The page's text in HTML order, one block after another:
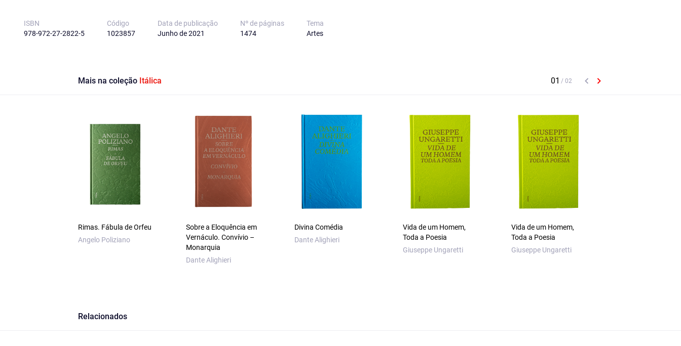
ISBN
978-972-27-2822-5
Código
1023857
Data de publicação
Junho de 2021
Nº de páginas
1474
Tema
Artes
Mais na coleção Itálica
Rimas. Fábula de Orfeu
Angelo Poliziano
Sobre a Eloquência em
Vernáculo. Convívio –
Monarquia
Dante Alighieri
Divina Comédia
Dante Alighieri
Vida de um Homem,
Toda a Poesia
Giuseppe Ungaretti
Vida de um Homem,
Toda a Poesia
Giuseppe Ungaretti
Relacionados